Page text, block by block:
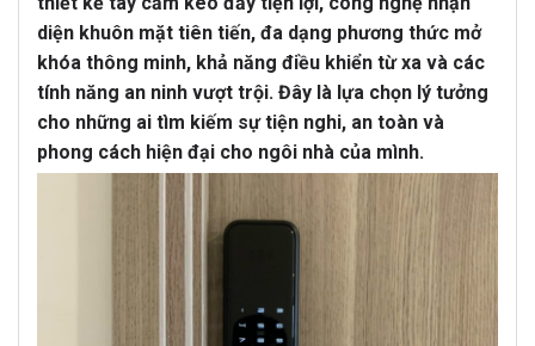
diện khuôn mặt tiên tiến, đa dạng phương thức mở
khóa thông minh, khả năng điều khiển từ xa và các
tính năng an ninh vượt trội. Đây là lựa chọn lý tưởng
cho những ai tìm kiếm sự tiện nghi, an toàn và
phong cách hiện đại cho ngôi nhà của mình.